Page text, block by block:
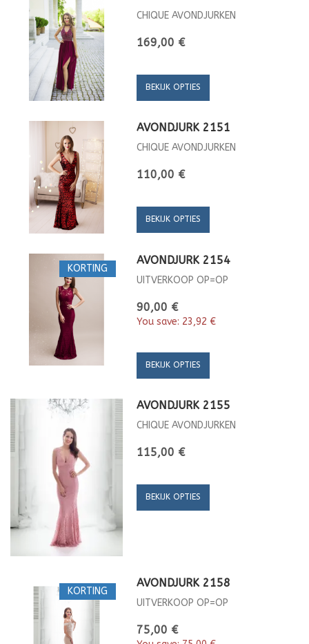
CHIQUE AVONDJURKEN
169,00 €
BEKIJK OPTIES
AVONDJURK 2151
CHIQUE AVONDJURKEN
110,00 €
BEKIJK OPTIES
KORTING
AVONDJURK 2154
UITVERKOOP OP=OP
90,00 €
You save: 23,92 €
BEKIJK OPTIES
AVONDJURK 2155
CHIQUE AVONDJURKEN
115,00 €
BEKIJK OPTIES
KORTING
AVONDJURK 2158
UITVERKOOP OP=OP
75,00 €